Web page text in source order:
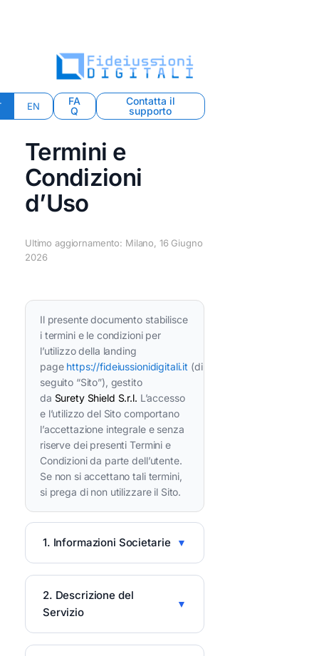
EN
FA
Q
Contatta il
supporto
Termini e
Condizioni
d’Uso
Ultimo aggiornamento: Milano, 16 Giugno
2026
Il presente documento stabilisce
i termini e le condizioni per
l’utilizzo della landing
page https://fideiussionidigitali.it (di
seguito “Sito”), gestito
da Surety Shield S.r.l. L’accesso
e l’utilizzo del Sito comportano
l’accettazione integrale e senza
riserve dei presenti Termini e
Condizioni da parte dell’utente.
Se non si accettano tali termini,
si prega di non utilizzare il Sito.
1. Informazioni Societarie
2. Descrizione del
Servizio